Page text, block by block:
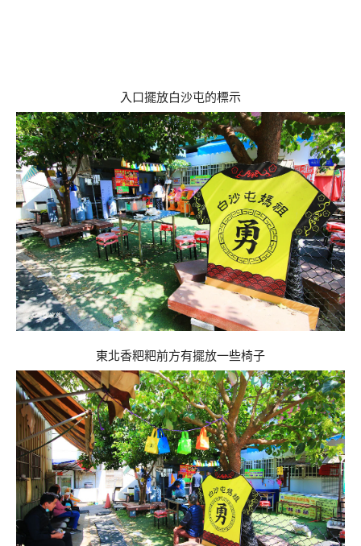
入口擺放白沙屯的標示
東北香粑粑前方有擺放一些椅子